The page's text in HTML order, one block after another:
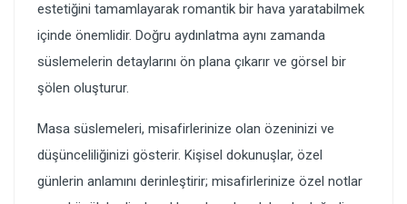
estetiğini tamamlayarak romantik bir hava yaratabilmek
içinde önemlidir. Doğru aydınlatma aynı zamanda
süslemelerin detaylarını ön plana çıkarır ve görsel bir
şölen oluşturur.
Masa süslemeleri, misafirlerinize olan özeninizi ve
düşünceliliğinizi gösterir. Kişisel dokunuşlar, özel
günlerin anlamını derinleştirir; misafirlerinize özel notlar